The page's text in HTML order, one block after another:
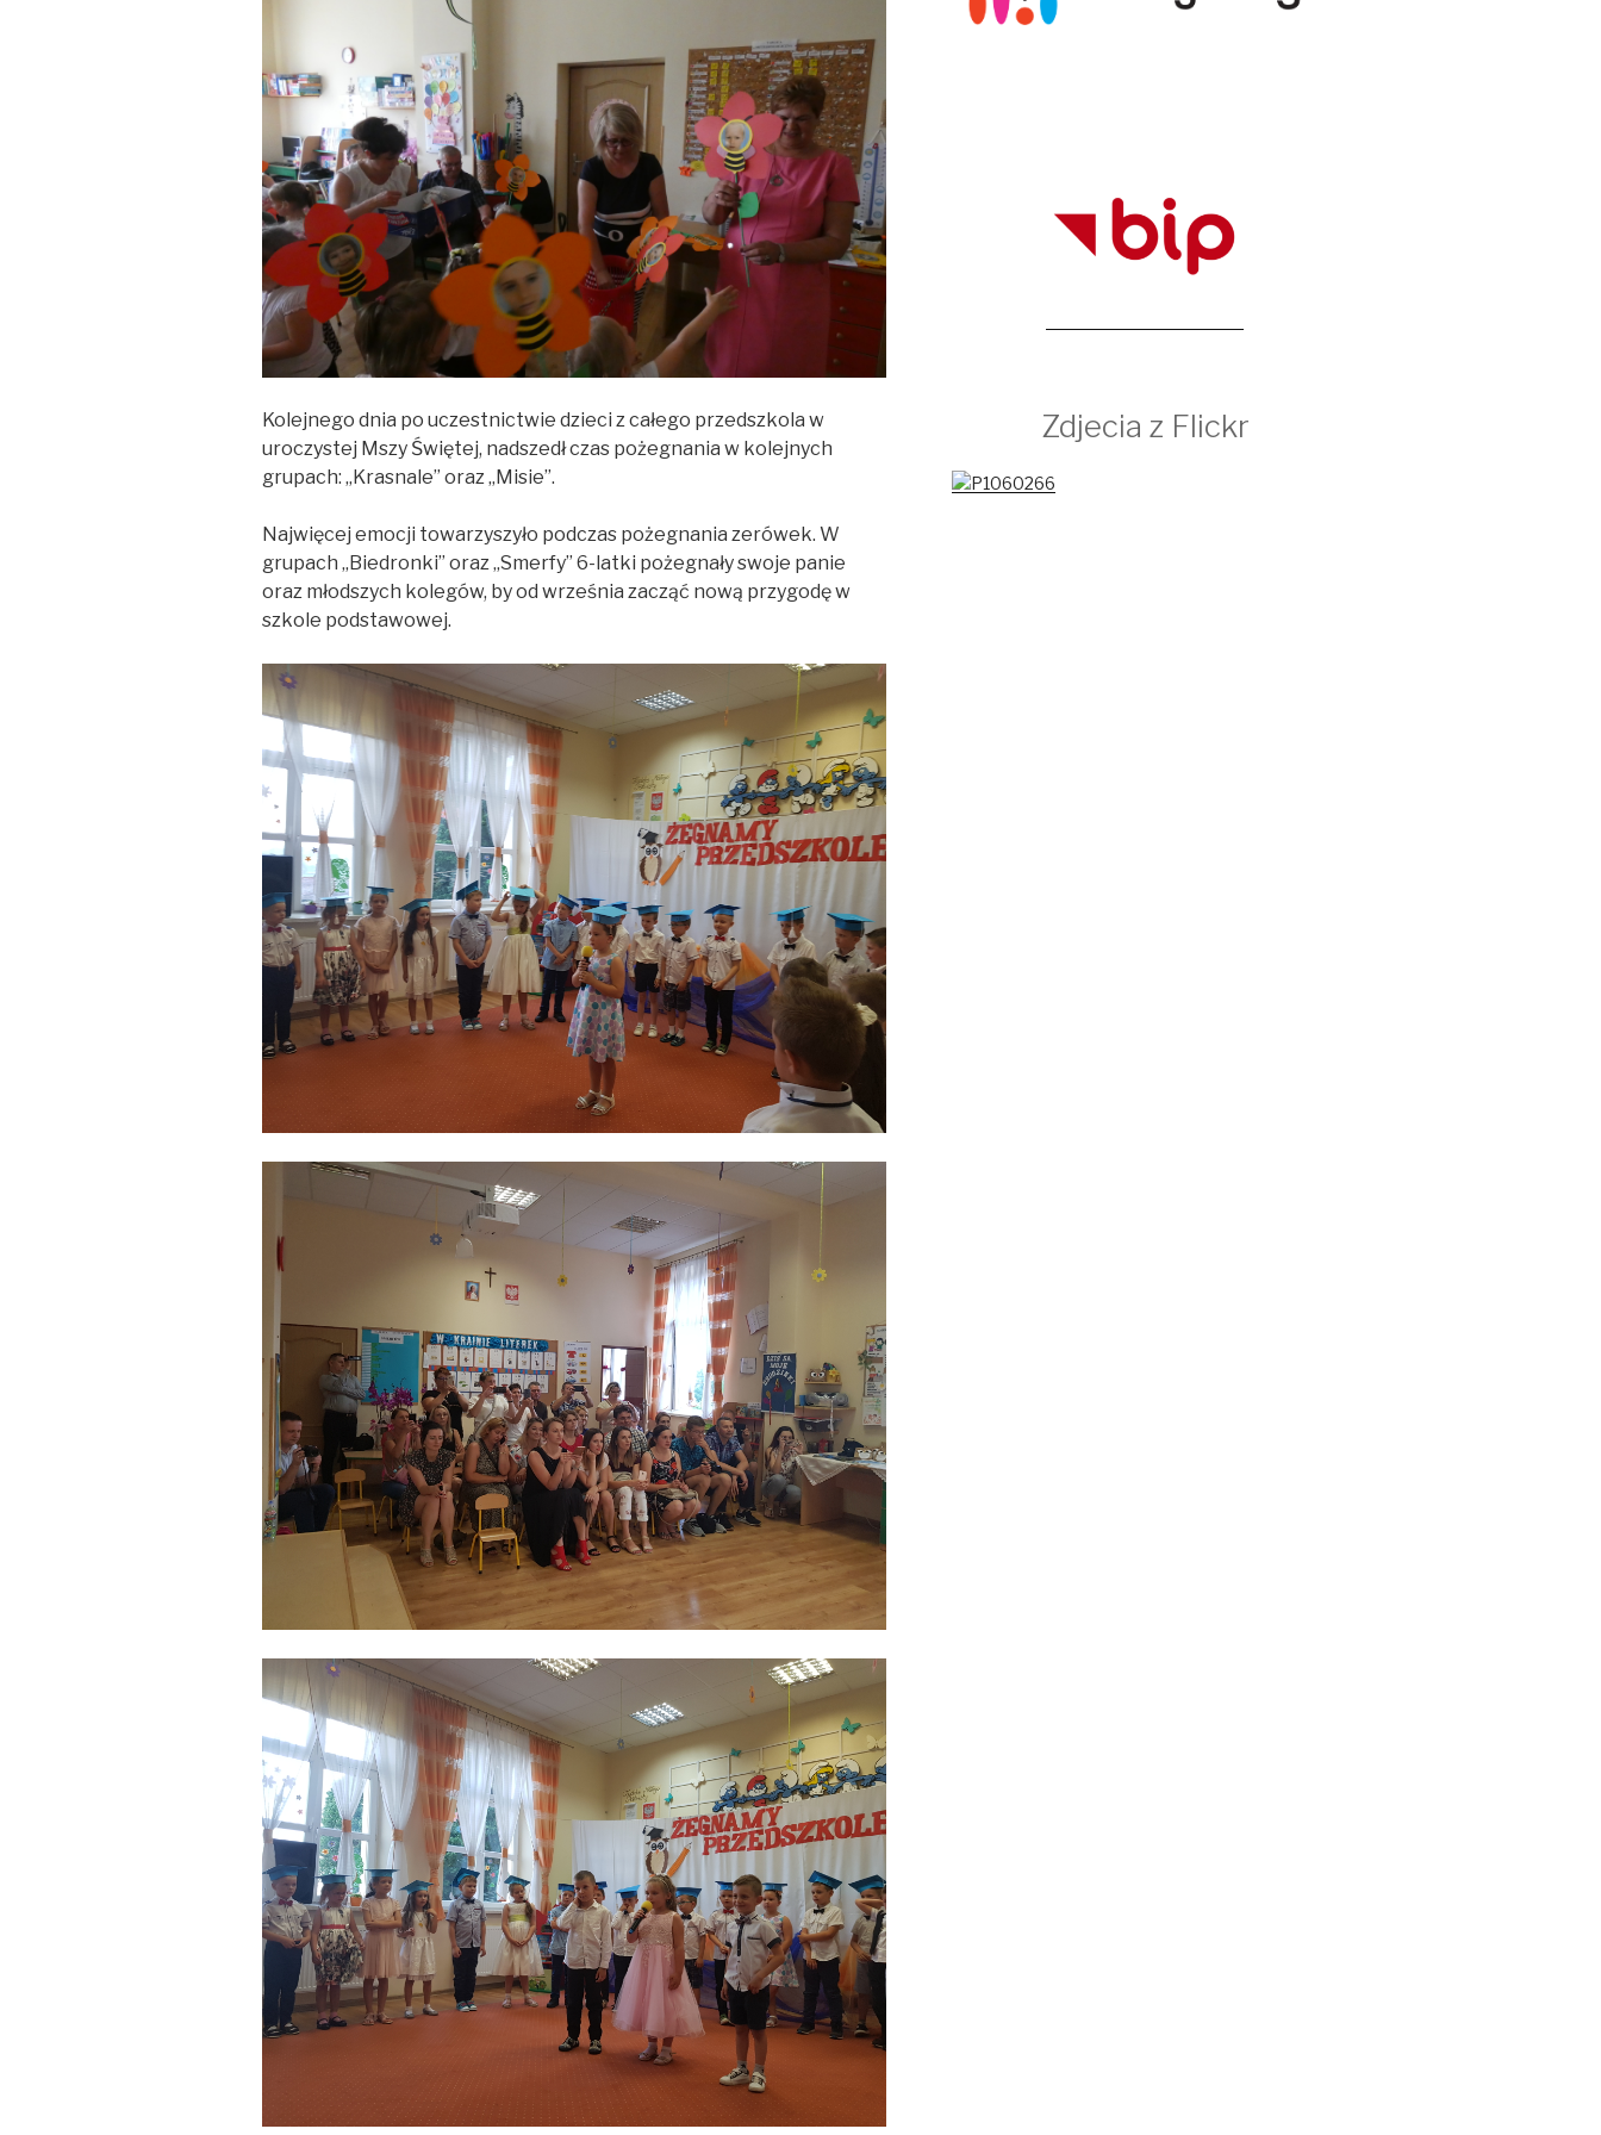
Kolejnego dnia po uczestnictwie dzieci z całego przedszkola w
uroczystej Mszy Świętej, nadszedł czas pożegnania w kolejnych
grupach: „Krasnale” oraz „Misie”.
Najwięcej emocji towarzyszyło podczas pożegnania zerówek. W
grupach „Biedronki” oraz „Smerfy” 6-latki pożegnały swoje panie
oraz młodszych kolegów, by od września zacząć nową przygodę w
szkole podstawowej.
Zdjecia z Flickr